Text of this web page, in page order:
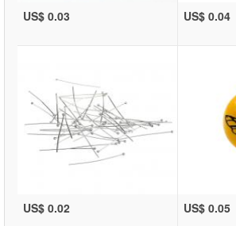
US$ 0.03 US$ 0.04
US$ 0.02 US$ 0.05